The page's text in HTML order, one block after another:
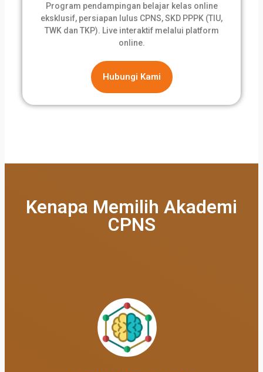
Program pendampingan belajar kelas online
eksklusif, persiapan lulus CPNS, SKD PPPK (TIU,
TWK dan TKP). Live interaktif melalui platform
online.
Hubungi Kami
Kenapa Memilih Akademi
CPNS